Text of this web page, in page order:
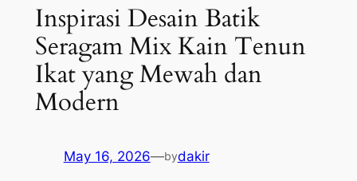
Inspirasi Desain Batik
Seragam Mix Kain Tenun
Ikat yang Mewah dan
Modern
May 16, 2026—bydakir